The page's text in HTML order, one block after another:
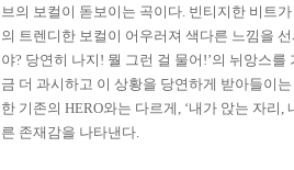
브의 보컬이 돋보이는 곡이다. 빈티지한 비트가
의 트렌디한 보컬이 어우러져 색다른 느낌을
야? 당연히 나지 ! 뭘 그런 걸 물어 !’의 뉘앙스를
금 더 과시하고 이 상황을 당연하게 받아들이는
한 기존의 HERO와는 다르게 , ‘내가 앉는 자리 ,
른 존재감을 나타낸다.